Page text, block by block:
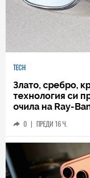
TECH
Злато, сребро,
технология си
очила на Ray-
0 | ПРЕДИ 16 Ч.